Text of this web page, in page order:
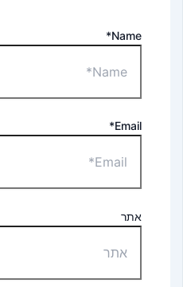
Name*
Email*
אתר